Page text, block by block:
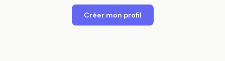
Créer mon profil